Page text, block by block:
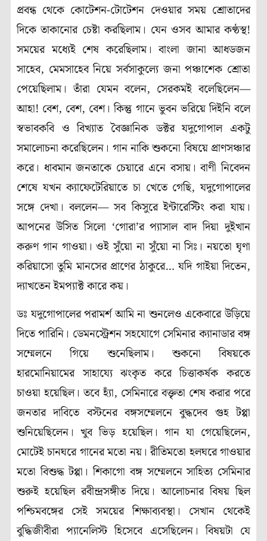
প্রবন্ধ থেকে কোটেশন-টোটেশন দেওয়ার সময় শ্রোতাদের
দিকে তাকানোর চেষ্টা করছিলাম। যেন ওসব আমার কণ্ঠস্থ!
সময়ের মধ্যেই শেষ করেছিলাম। বাংলা জানা আধডজন
সাহেব, মেমসাহেব নিয়ে সর্বসাকুল্যে জনা পঞ্চাশেক শ্রোতা
পেয়েছিলাম। তাঁরা যেমন বলেন, সেরকমই বলেছিলেন—
আহা! বেশ, বেশ, বেশ। কিন্তু গানে ভুবন ভরিয়ে দিইনি বলে
স্বভাবকবি ও বিখ্যাত বৈজ্ঞানিক ডক্টর যদুগোপাল একটু
সমালোচনা করেছিলেন। গান নাকি শুকনো বিষয়ে প্রাণসঞ্চার
করে। ধাবমান জনতাকে চেয়ারে এনে বসায়। বাণী নিবেদন
শেষে যখন ক্যাফেটেরিয়াতে চা খেতে গেছি, যদুগোপালের
সঙ্গে দেখা। বললেন— সব কিসুরে ইন্টারেস্টিং করা যায়।
আপনের উসিত সিলো ‘গোরা’র প্যাসাল বাদ দিয়া দুইখান
করুণ গান গাওয়া। ওই সুঁয়ো না সুঁয়ো না সিঃ। নয়তো ঘৃণা
করিয়াসো তুমি মানসের প্রাণের ঠাকুরে… যদি গাইয়া দিতেন,
দ্যাখতেন ইমপ্যাক্ট কারে কয়।
ডঃ যদুগোপালের পরামর্শ আমি না শুনলেও একেবারে উড়িয়ে
দিতে পারিনি। ডেমনস্ট্রেশন সহযোগে সেমিনার ক্যানাডার বঙ্গ
সম্মেলনে গিয়ে শুনেছিলাম। শুকনো বিষয়কে
হারমোনিয়ামের সাহায্যে ঝংকৃত করে চিত্তাকর্ষক করতে
চাওয়া হয়েছিল। তবে হ্যাঁ, সেমিনারে বক্তৃতা শেষ করার পরে
জনতার দাবিতে বস্টনের বঙ্গসম্মেলনে বুদ্ধদেব গুহ টপ্পা
শুনিয়েছিলেন। খুব ভিড় হয়েছিল। গান যা গেয়েছিলেন,
মোটেই চানঘরে গানের মতো নয়। রীতিমতো হলঘরে গাওয়ার
মতো বিশুদ্ধ টপ্পা। শিকাগো বঙ্গ সম্মেলনে সাহিত্য সেমিনার
শুরুই হয়েছিল রবীন্দ্রসঙ্গীত দিয়ে। আলোচনার বিষয় ছিল
পশ্চিমবঙ্গের সেই সময়ের শিক্ষাব্যবস্থা। সেখান থেকেই
বুদ্ধিজীবীরা প্যানেলিস্ট হিসেবে এসেছিলেন। বিষয়টা যে